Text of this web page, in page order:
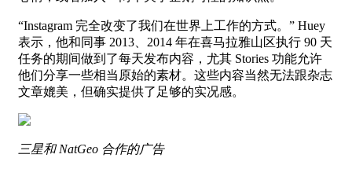
“Instagram 完全改变了我们在世界上工作的方式。” Huey
表示，他和同事 2013、2014 年在喜马拉雅山区执行 90 天
任务的期间做到了每天发布内容，尤其 Stories 功能允许
他们分享一些相当原始的素材。这些内容当然无法跟杂志
文章媲美，但确实提供了足够的实况感。
三星和 NatGeo 合作的广告